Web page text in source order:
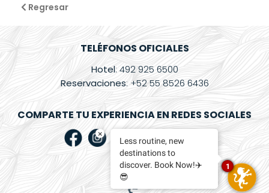
Regresar
TELÉFONOS OFICIALES
Hotel: 492 925 6500
Reservaciones: +52 55 8526 6436
COMPARTE TU EXPERIENCIA EN REDES SOCIALES
×
Less routine, new
destinations to
discover. Book Now!✈️
😎
1